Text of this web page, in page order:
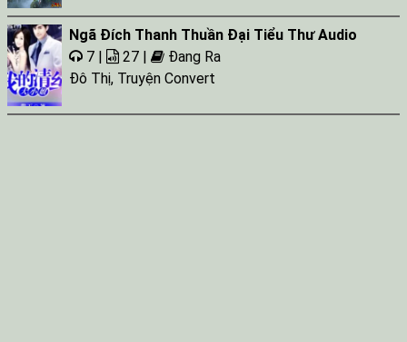
Ngã Đích Thanh Thuần Đại Tiểu Thư Audio
7 |
27 |
Đang Ra
Đô Thị, Truyện Convert